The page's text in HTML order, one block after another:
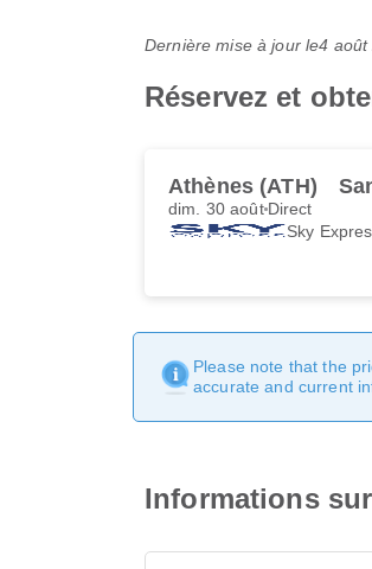
Dernière mise à jour le4 août
Réservez et
Athènes (ATH)
dim. 30 aoûtDirect
Sky
Please note that the
accurate and current
Informations